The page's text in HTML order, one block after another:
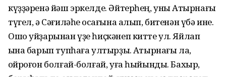
күҙҙәренә йәш эркелде. Әйтерһең, уны Аҡтырнағы
түгел, ә Сәғиләһе ҡосағына алып, битенән үбә ине.
Ошо уйҙарынан үҙе һиҫкәнеп китте ул. Яйлап
ҡына барып тупһаға ултырҙы. Аҡтырнағы ла,
ҡойроғон болғай-болғай, уға һыйынды. Бахыр,